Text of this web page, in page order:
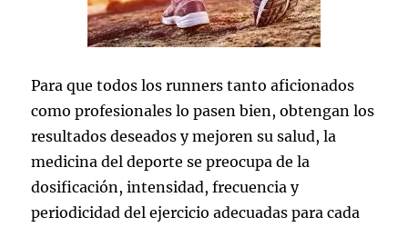
Para que todos los runners tanto aficionados
como profesionales lo pasen bien, obtengan los
resultados deseados y mejoren su salud, la
medicina del deporte se preocupa de la
dosificación, intensidad, frecuencia y
periodicidad del ejercicio adecuadas para cada